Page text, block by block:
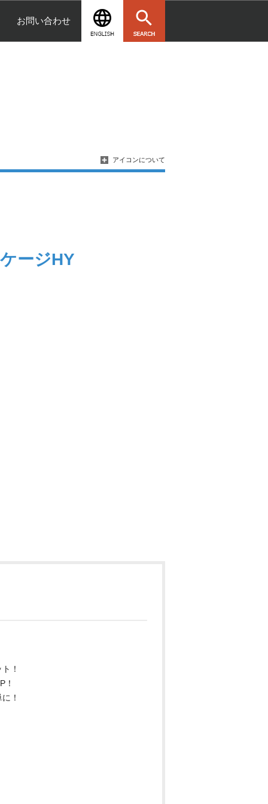
お問い合わせ
アイコンについて
ジHY
！
！
！